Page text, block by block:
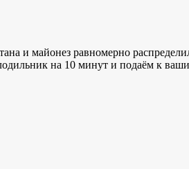
и майонез равномерно
на 10 минут и подаём к